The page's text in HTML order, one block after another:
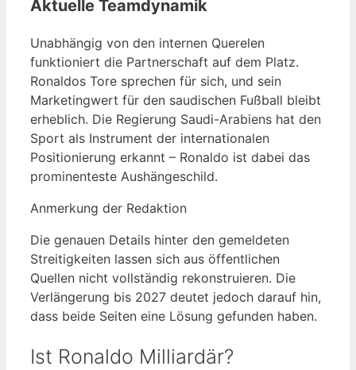
Aktuelle Teamdynamik
Unabhängig von den internen Querelen
funktioniert die Partnerschaft auf dem Platz.
Ronaldos Tore sprechen für sich, und sein
Marketingwert für den saudischen Fußball bleibt
erheblich. Die Regierung Saudi-Arabiens hat den
Sport als Instrument der internationalen
Positionierung erkannt – Ronaldo ist dabei das
prominenteste Aushängeschild.
Anmerkung der Redaktion
Die genauen Details hinter den gemeldeten
Streitigkeiten lassen sich aus öffentlichen
Quellen nicht vollständig rekonstruieren. Die
Verlängerung bis 2027 deutet jedoch darauf hin,
dass beide Seiten eine Lösung gefunden haben.
Ist Ronaldo Milliardär?